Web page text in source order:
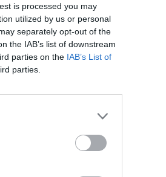
is processed you may
utilized by us or personal
separately opt-out of the
the IAB’s list of downstream
parties on the IAB’s List of
parties.